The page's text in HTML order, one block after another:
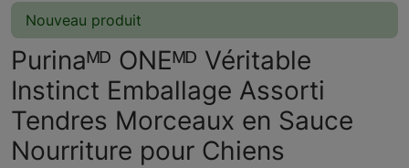
Nouveau produit
Purinaᴹᴰ ONEᴹᴰ Véritable
Instinct Emballage Assorti
Tendres Morceaux en Sauce
Nourriture pour Chiens